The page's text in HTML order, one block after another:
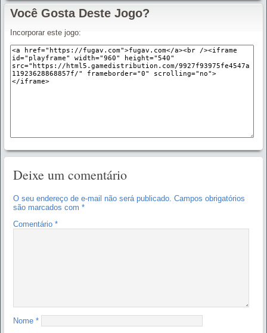
Você Gosta Deste Jogo?
Incorporar este jogo:
Deixe um comentário
O seu endereço de e-mail não será publicado. Campos obrigatórios
são marcados com *
Comentário *
Nome *